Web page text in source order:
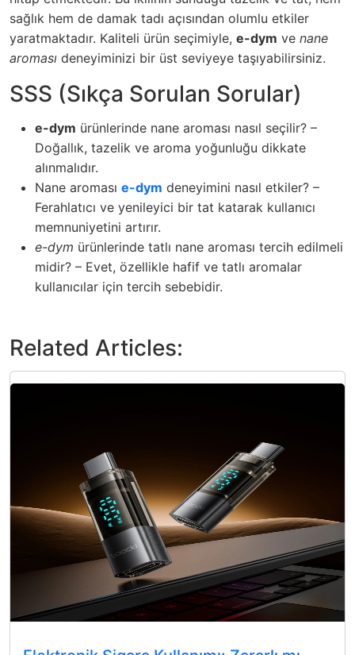
sağlık hem de damak tadı açısından olumlu etkiler
yaratmaktadır. Kaliteli ürün seçimiyle, e-dym ve nane
aroması deneyiminizi bir üst seviyeye taşıyabilirsiniz.
SSS (Sıkça Sorulan Sorular)
e-dym ürünlerinde nane aroması nasıl seçilir? –
Doğallık, tazelik ve aroma yoğunluğu dikkate
alınmalıdır.
Nane aroması e-dym deneyimini nasıl etkiler? –
Ferahlatıcı ve yenileyici bir tat katarak kullanıcı
memnuniyetini artırır.
e-dym ürünlerinde tatlı nane aroması tercih edilmeli
midir? – Evet, özellikle hafif ve tatlı aromalar
kullanıcılar için tercih sebebidir.
Related Articles: